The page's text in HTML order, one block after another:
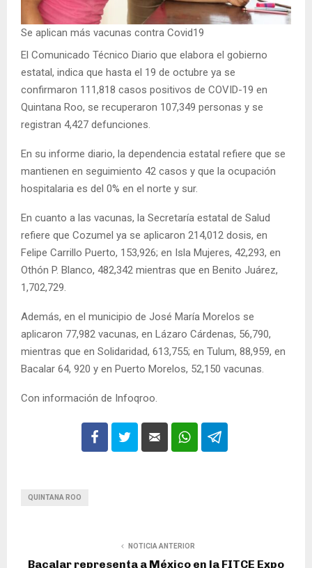
Se aplican más vacunas contra Covid19
El Comunicado Técnico Diario que elabora el gobierno
estatal, indica que hasta el 19 de octubre ya se
confirmaron 111,818 casos positivos de COVID-19 en
Quintana Roo, se recuperaron 107,349 personas y se
registran 4,427 defunciones.
En su informe diario, la dependencia estatal refiere que se
mantienen en seguimiento 42 casos y que la ocupación
hospitalaria es del 0% en el norte y sur.
En cuanto a las vacunas, la Secretaría estatal de Salud
refiere que Cozumel ya se aplicaron 214,012 dosis, en
Felipe Carrillo Puerto, 153,926; en Isla Mujeres, 42,293, en
Othón P. Blanco, 482,342 mientras que en Benito Juárez,
1,702,729.
Además, en el municipio de José María Morelos se
aplicaron 77,982 vacunas, en Lázaro Cárdenas, 56,790,
mientras que en Solidaridad, 613,755; en Tulum, 88,959, en
Bacalar 64, 920 y en Puerto Morelos, 52,150 vacunas.
Con información de Infoqroo.
QUINTANA ROO
NOTICIA ANTERIOR
Bacalar representa a México en la FITCE Expo